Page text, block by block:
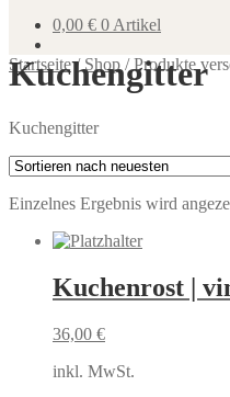
0,00 € 0 Artikel
Startseite/ Shop /Produkte
Kuchengitter
Kuchengitter
Einzelnes Ergebnis wird
Kuchenrost |
36,00 €
inkl. MwSt.